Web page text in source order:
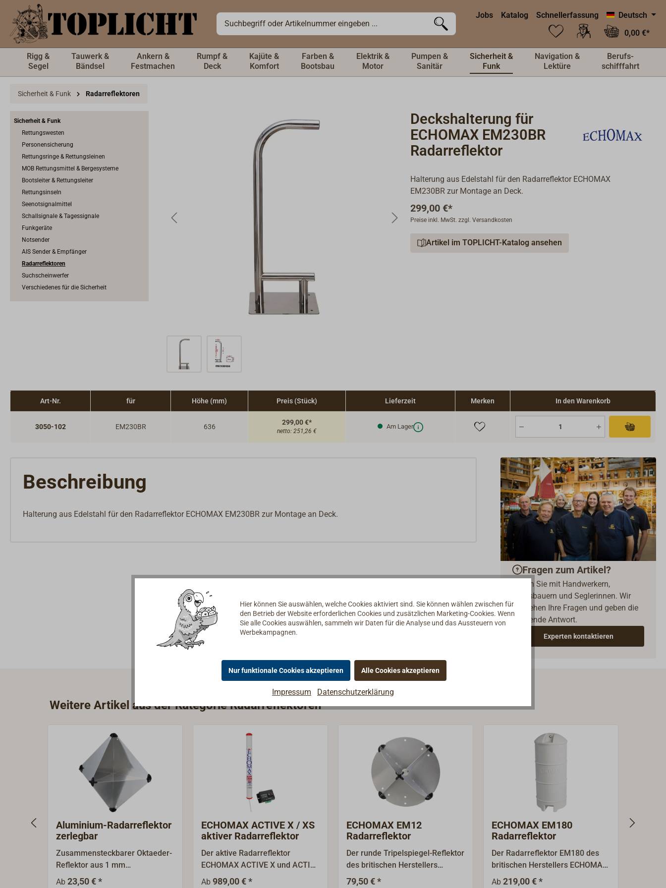
springen Jobs Katalog Schnellerfassung
Deutsch
0,00 €*
Rigg &
Segel
Tauwerk &
Bändsel
Ankern &
Festmachen
Rumpf &
Deck
Kajüte &
Komfort
Farben &
Bootsbau
Elektrik &
Motor
Pumpen &
Sanitär
Sicherheit &
Funk
Navigation &
Lektüre
Berufs-
schifffahrt
Sicherheit & Funk Radarreflektoren
Sicherheit & Funk
Rettungswesten
Personensicherung
Rettungsringe & Rettungsleinen
MOB Rettungsmittel & Bergesysteme
Bootsleiter & Rettungsleiter
Rettungsinseln
Seenotsignalmittel
Schallsignale & Tagessignale
Funkgeräte
Notsender
AIS Sender & Empfänger
Radarreflektoren
Suchscheinwerfer
Verschiedenes für die Sicherheit
Deckshalterung für
ECHOMAX EM230BR
Radarreflektor
Halterung aus Edelstahl für den Radarreflektor ECHOMAX
EM230BR zur Montage an Deck.
299,00 €*
Preise inkl. MwSt. zzgl. Versandkosten
Artikel im TOPLICHT-Katalog ansehen
Art-Nr. für Höhe (mm) Preis (Stück) Lieferzeit Merken In den Warenkorb
3050-102 EM230BR 636
299,00 €*
netto: 251,26 €
Am Lager
Beschreibung
Halterung aus Edelstahl für den Radarreflektor ECHOMAX EM230BR zur Montage an Deck.
Fragen zum Artikel?
Reden Sie mit Handwerkern,
Bootsbauern und Seglerinnen. Wir
verstehen Ihre Fragen und geben die
passende Antwort.
Experten kontaktieren
Weitere Artikel aus der Kategorie Radarreflektoren
Aluminium-Radarreflektor
zerlegbar
Zusammensteckbarer Oktaeder-
Reflektor aus 1 mm
Aluminiumblech, mit
Ab 23,50 € *
ECHOMAX ACTIVE X / XS
aktiver Radarreflektor
Der aktive Radarreflektor
ECHOMAX ACTIVE X und ACTIVE
XS steigert durch bessere Radar-
Ab 989,00 € *
ECHOMAX EM12
Radarreflektor
Der runde Tripelspiegel-Reflektor
des britischen Herstellers
ECHOMAX besteht aus
79,50 € *
ECHOMAX EM180
Radarreflektor
Der Radarreflektor EM180 des
britischen Herstellers ECHOMAX
überzeugt mit überragenden
Ab 219,00 € *
Hier können Sie auswählen, welche Cookies aktiviert sind. Sie können wählen zwischen für
den Betrieb der Website erforderlichen Cookies und zusätzlichen Marketing-Cookies. Wenn
Sie alle Cookies auswählen, sammeln wir Daten für die Analyse und das Aussteuern von
Werbekampagnen.
Nur funktionale Cookies akzeptieren Alle Cookies akzeptieren
Impressum Datenschutzerklärung